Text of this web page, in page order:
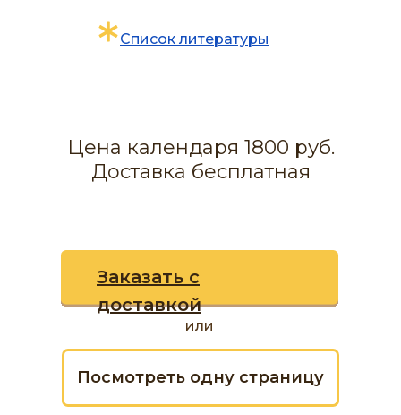
Цена календаря 1800 руб.
Доставка бесплатная
Cписок литературы
Заказать с
доставкой
Посмотреть одну страницу
или